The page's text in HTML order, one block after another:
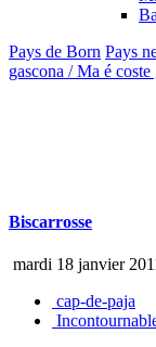
Pays de Born Pays
gascona / Ma é coste
Biscarrosse
mardi 18 janvier
cap-de-paja